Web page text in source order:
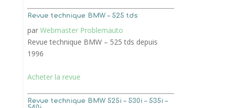
Revue technique BMW – 525 tds
par Webmaster Problemauto
Revue technique BMW – 525 tds depuis
1996
Acheter la revue
Revue technique BMW 525i – 530i – 535i –